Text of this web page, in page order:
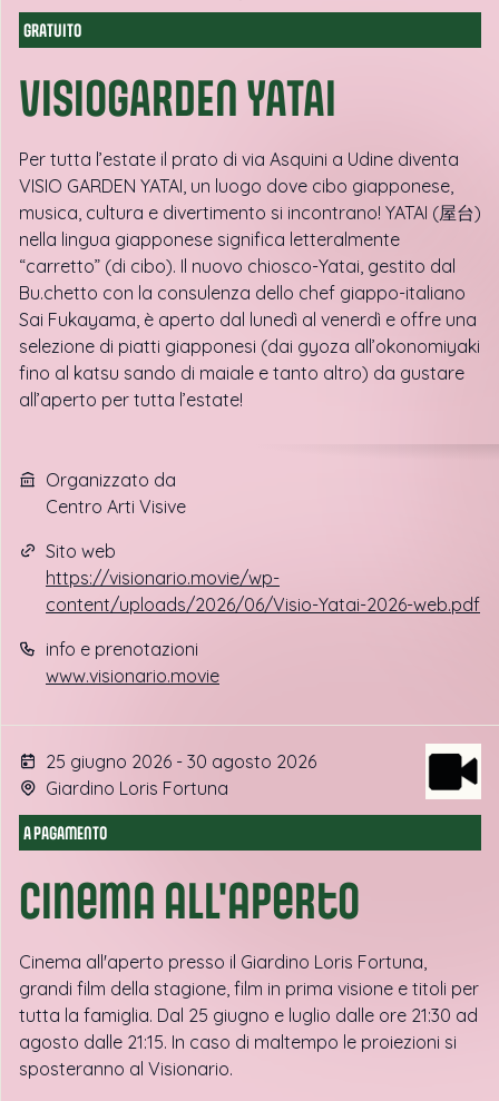
GRATUITO
VISIOGARDEN YATAI
Per tutta l’estate il prato di via Asquini a Udine diventa
VISIO GARDEN YATAI, un luogo dove cibo giapponese,
musica, cultura e divertimento si incontrano! YATAI (屋台)
nella lingua giapponese significa letteralmente
“carretto” (di cibo). Il nuovo chiosco-Yatai, gestito dal
Bu.chetto con la consulenza dello chef giappo-italiano
Sai Fukayama, è aperto dal lunedì al venerdì e offre una
selezione di piatti giapponesi (dai gyoza all’okonomiyaki
fino al katsu sando di maiale e tanto altro) da gustare
all’aperto per tutta l’estate!
Organizzato da
Centro Arti Visive
Sito web
https://visionario.movie/wp-
content/uploads/2026/06/Visio-Yatai-2026-web.pdf
info e prenotazioni
www.visionario.movie
25 giugno 2026 - 30 agosto 2026
Giardino Loris Fortuna
A PAGAMENTO
Cinema all'aperto
Cinema all'aperto presso il Giardino Loris Fortuna,
grandi film della stagione, film in prima visione e titoli per
tutta la famiglia. Dal 25 giugno e luglio dalle ore 21:30 ad
agosto dalle 21:15. In caso di maltempo le proiezioni si
sposteranno al Visionario.